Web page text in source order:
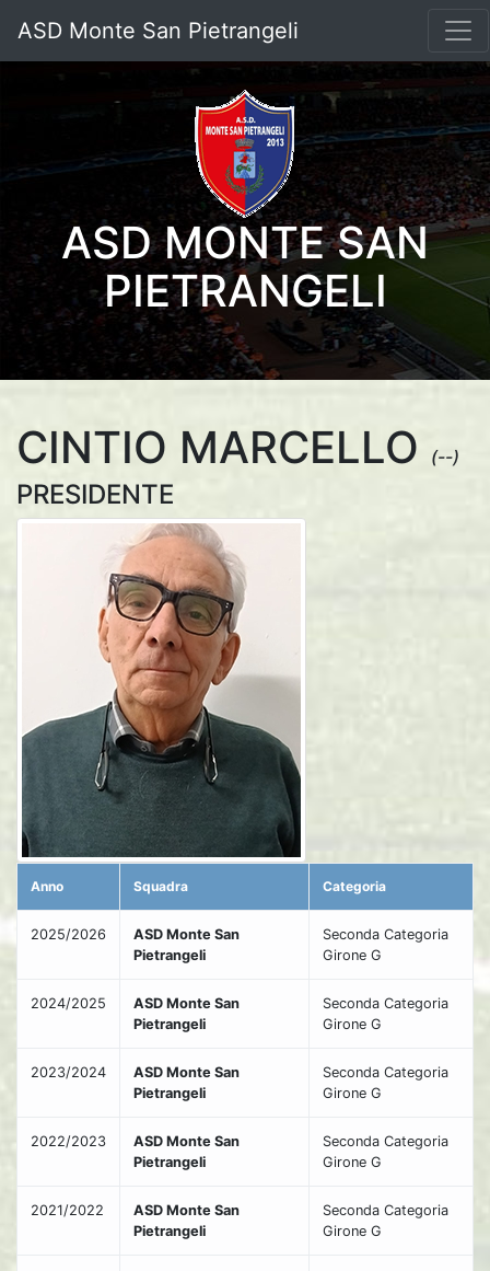
ASD Monte San Pietrangeli
ASD MONTE SAN
PIETRANGELI
CINTIO MARCELLO (--)
PRESIDENTE
Anno Squadra Categoria
2025/2026
ASD Monte San
Pietrangeli
Seconda Categoria
Girone G
2024/2025
ASD Monte San
Pietrangeli
Seconda Categoria
Girone G
2023/2024
ASD Monte San
Pietrangeli
Seconda Categoria
Girone G
2022/2023
ASD Monte San
Pietrangeli
Seconda Categoria
Girone G
2021/2022
ASD Monte San
Pietrangeli
Seconda Categoria
Girone G